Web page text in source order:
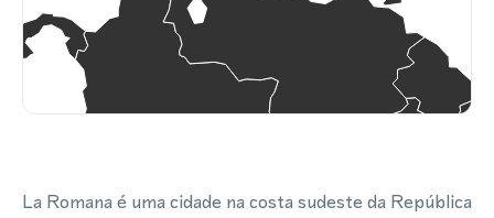
La Romana é uma cidade na costa sudeste da República